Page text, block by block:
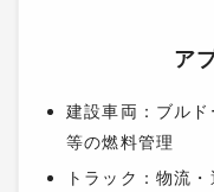
ア
建設車両：ブル
等の燃料管理
トラック：物流